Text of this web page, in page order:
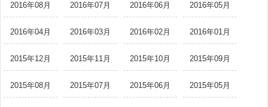
2016年08月 2016年07月 2016年06月 2016年05月
2016年04月 2016年03月 2016年02月 2016年01月
2015年12月 2015年11月 2015年10月 2015年09月
2015年08月 2015年07月 2015年06月 2015年05月